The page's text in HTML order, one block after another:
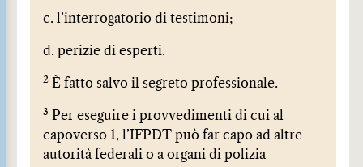
c. l’interrogatorio di testimoni;
d. perizie di esperti.
2 È fatto salvo il segreto professionale.
3 Per eseguire i provvedimenti di cui al
capoverso 1, l’IFPDT può far capo ad altre
autorità federali o a organi di polizia